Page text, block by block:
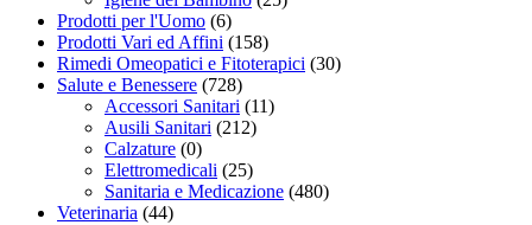
Prodotti per l'Uomo (6)
Prodotti Vari ed Affini (158)
Rimedi Omeopatici e Fitoterapici (30)
Salute e Benessere (728)
Accessori Sanitari (11)
Ausili Sanitari (212)
Calzature (0)
Elettromedicali (25)
Sanitaria e Medicazione (480)
Veterinaria (44)